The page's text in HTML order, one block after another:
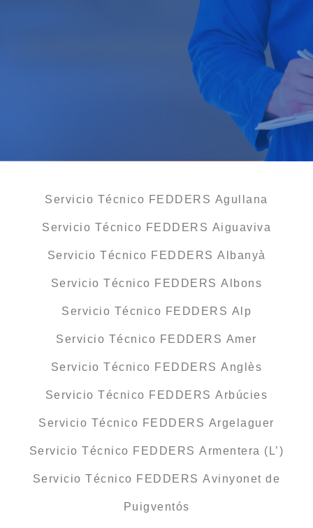
Servicio Técnico FEDDERS Agullana
Servicio Técnico FEDDERS Aiguaviva
Servicio Técnico FEDDERS Albanyà
Servicio Técnico FEDDERS Albons
Servicio Técnico FEDDERS Alp
Servicio Técnico FEDDERS Amer
Servicio Técnico FEDDERS Anglès
Servicio Técnico FEDDERS Arbúcies
Servicio Técnico FEDDERS Argelaguer
Servicio Técnico FEDDERS Armentera (L’)
Servicio Técnico FEDDERS Avinyonet de
Puigventós